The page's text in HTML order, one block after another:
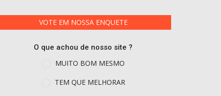
VOTE EM NOSSA ENQUETE
O que achou de nosso site ?
MUITO BOM MESMO
TEM QUE MELHORAR